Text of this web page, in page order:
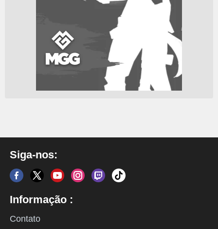
Siga-nos:
Informação :
Contato